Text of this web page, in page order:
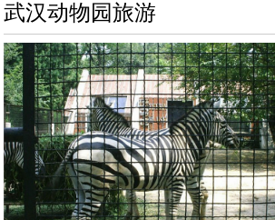
导
航
区,
本
区
含
有
个
模
块,
导
航
区
武汉动物园旅游